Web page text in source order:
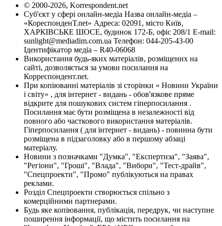
© 2000-2026, Korrespondent.net
Суб'єкт у сфері онлайн-медіа Назва онлайн-медіа –
«КореспонденТ.net» Адреса: 02091, місто Київ,
ХАРКІВСЬКЕ ШОСЕ, будинок 172-Б, офіс 208/1 E-mail:
sunlight@mediadim.com.ua Телефон: 044-205-43-00
Ідентифікатор медіа – R40-06068
Використання будь-яких матеріалів, розміщених на
сайті, дозволяється за умови посилання на
Корреспондент.net.
При копіюванні матеріалів зі сторінки « Новини України
і світу» , для інтернет - видань - обов'язкове пряме
відкрите для пошукових систем гіперпосилання .
Посилання має бути розміщена в незалежності від
повного або часткового використання матеріалів.
Гіперпосилання ( для інтернет - видань) - повинна бути
розміщена в підзаголовку або в першому абзаці
матеріалу.
Новини з позначками "Думка", "Експертиза", "Заява",
"Регіони", "Гроші", "Влада", "Вибори", "Тест-драйв",
"Спецпроекти", "Промо" публікуються на правах
реклами.
Розділ Спецпроекти створюється спільно з
комерційними партнерами.
Будь яке копіювання, публікація, передрук, чи наступне
поширення інформації, що містить посилання на